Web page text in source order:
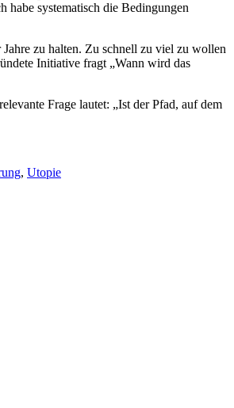
habe systematisch die Bedingungen
zu halten. Zu schnell zu viel zu wollen
Initiative fragt „Wann wird das
Frage lautet: „Ist der Pfad, auf dem
, Utopie